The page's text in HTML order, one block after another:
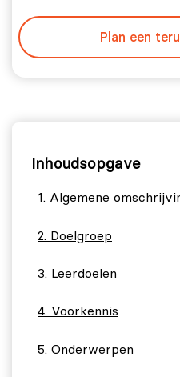
Plan een
Inhoudsopgave
Algemene
Doelgroep
Leerdoelen
Voorkennis
Onderwerpen